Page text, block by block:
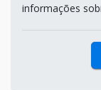
informações